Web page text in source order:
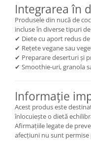
Integrarea în
Produsele din nucă de
incluse în diverse tipuri
✔ Diete cu aport redus
✔ Rețete vegane sau
✔ Preparare deserturi și
✔ Smoothie-uri, granola
Informație
Acest produs este
înlocuiește o dietă
Afirmațiile legate de
afecțiuni nu sunt